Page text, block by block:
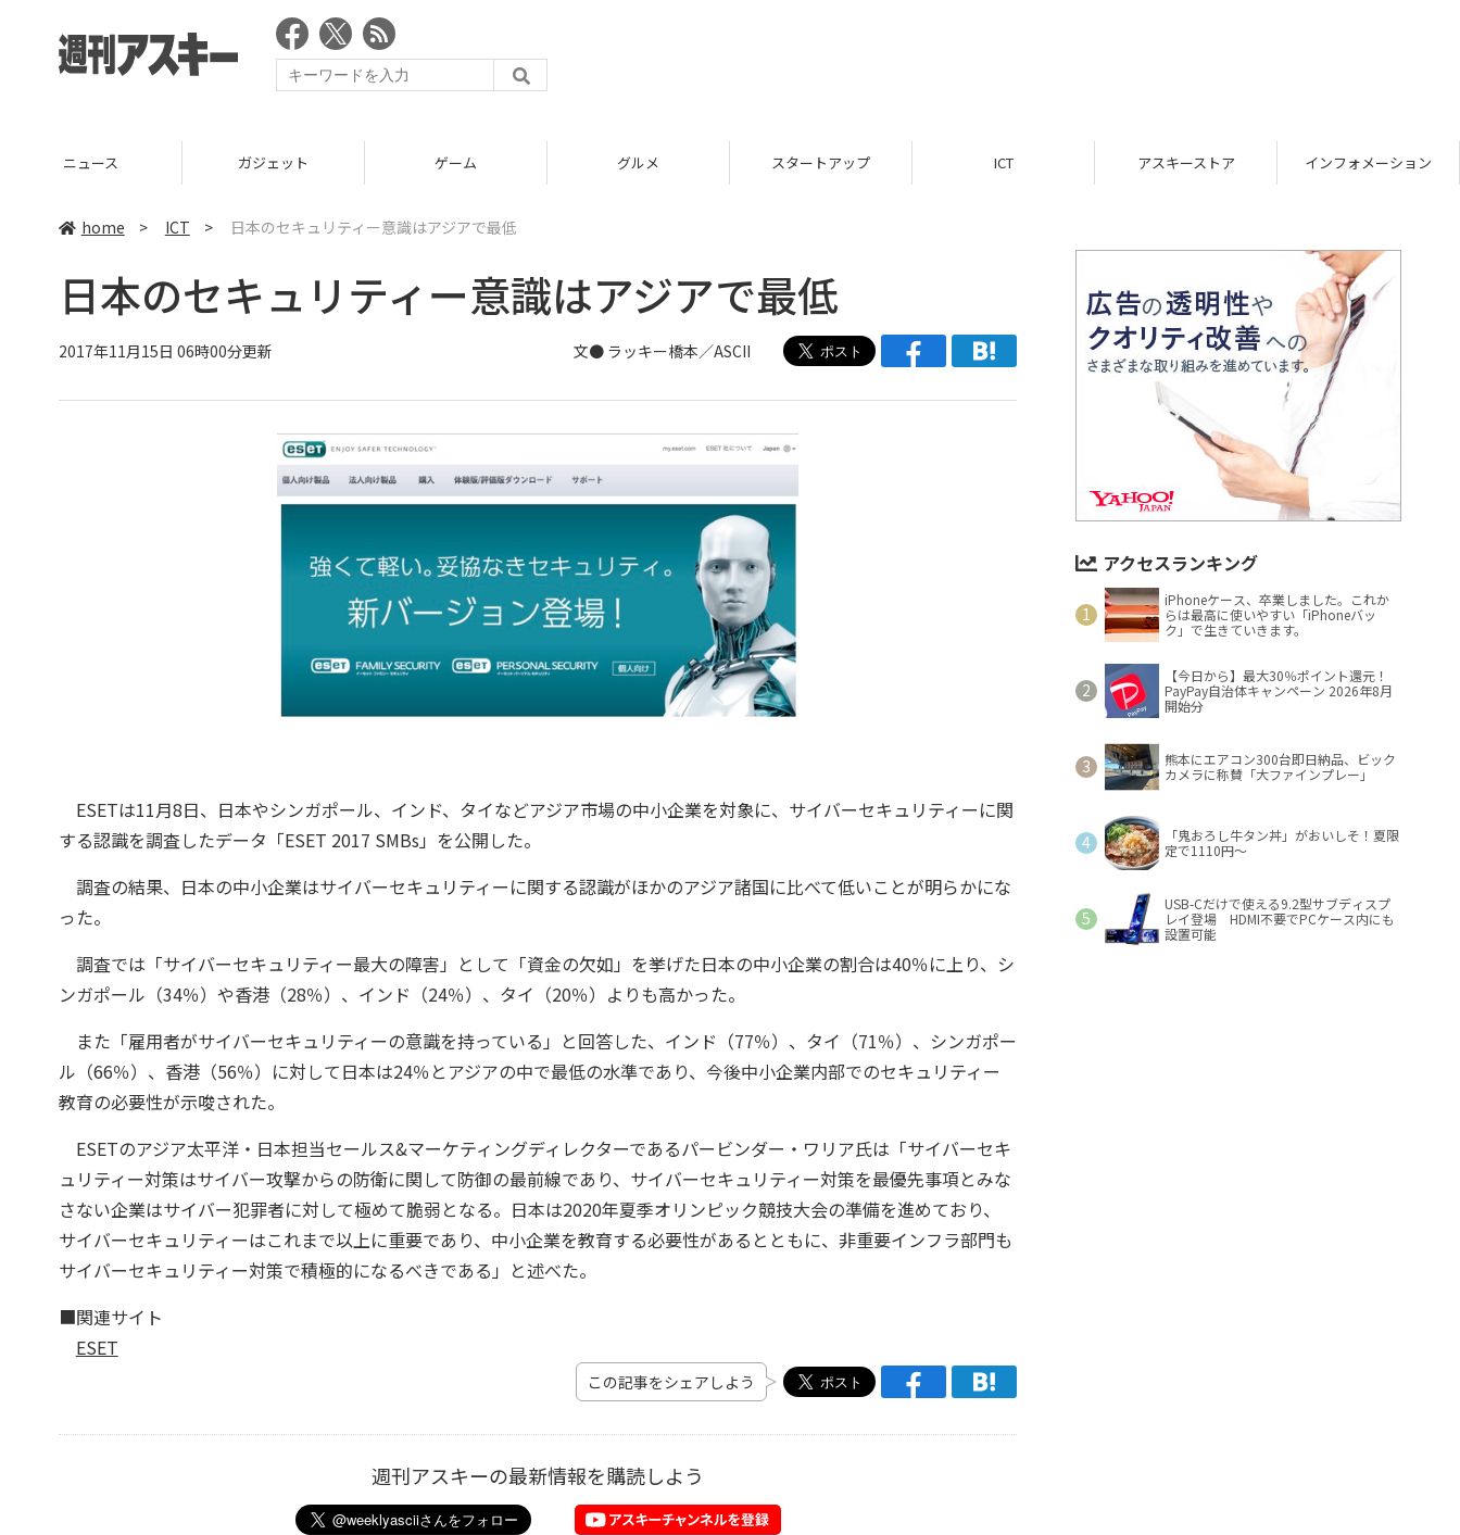
ニュース ガジェット ゲーム グルメ スタートアップ ICT アスキーストア インフォメーション
home > ICT > 日本のセキュリティー意識はアジアで最低
日本のセキュリティー意識はアジアで最低
2017年11月15日 06時00分更新 文● ラッキー橋本／ASCII
ESETは11月8日、日本やシンガポール、インド、タイなどアジア市場の中小企業を対象に、サイバーセキュリティーに関
する認識を調査したデータ「ESET 2017 SMBs」を公開した。
調査の結果、日本の中小企業はサイバーセキュリティーに関する認識がほかのアジア諸国に比べて低いことが明らかにな
った。
調査では「サイバーセキュリティー最大の障害」として「資金の欠如」を挙げた日本の中小企業の割合は40％に上り、シ
ンガポール（34％）や香港（28％）、インド（24％）、タイ（20％）よりも高かった。
また「雇用者がサイバーセキュリティーの意識を持っている」と回答した、インド（77％）、タイ（71％）、シンガポー
ル（66％）、香港（56％）に対して日本は24％とアジアの中で最低の水準であり、今後中小企業内部でのセキュリティー
教育の必要性が示唆された。
ESETのアジア太平洋・日本担当セールス&マーケティングディレクターであるパービンダー・ワリア氏は「サイバーセキ
ュリティー対策はサイバー攻撃からの防衛に関して防御の最前線であり、サイバーセキュリティー対策を最優先事項とみな
さない企業はサイバー犯罪者に対して極めて脆弱となる。日本は2020年夏季オリンピック競技大会の準備を進めており、
サイバーセキュリティーはこれまで以上に重要であり、中小企業を教育する必要性があるとともに、非重要インフラ部門も
サイバーセキュリティー対策で積極的になるべきである」と述べた。
■関連サイト
ESET
この記事をシェアしよう
週刊アスキーの最新情報を購読しよう
アクセスランキング
iPhoneケース、卒業しました。これか
らは最高に使いやすい「iPhoneバッ
ク」で生きていきます。
【今日から】最大30％ポイント還元！
PayPay自治体キャンペーン 2026年8月
開始分
熊本にエアコン300台即日納品、ビック
カメラに称賛「大ファインプレー」
「鬼おろし牛タン丼」がおいしそ！夏限
定で1110円～
USB-Cだけで使える9.2型サブディスプ
レイ登場 HDMI不要でPCケース内にも
設置可能